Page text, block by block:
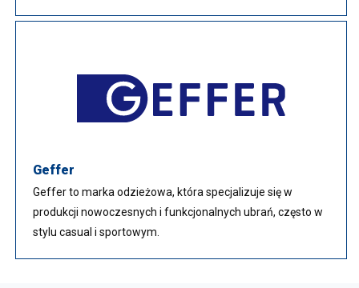
Geffer
Geffer to marka odzieżowa, która specjalizuje się w
produkcji nowoczesnych i funkcjonalnych ubrań, często w
stylu casual i sportowym.